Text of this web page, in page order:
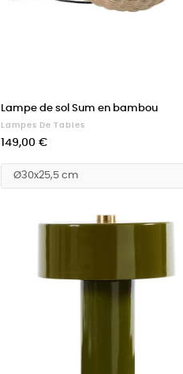
Lampe de sol Sum en bambou
Lampes De Tables
Prix
149,00 €